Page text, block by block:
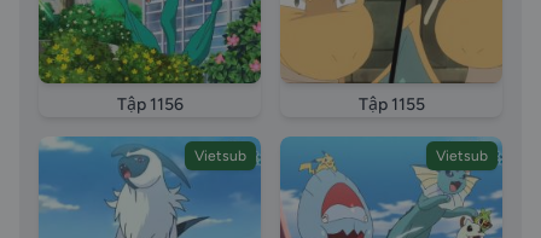
Tập 1156 Tập 1155
Vietsub Vietsub